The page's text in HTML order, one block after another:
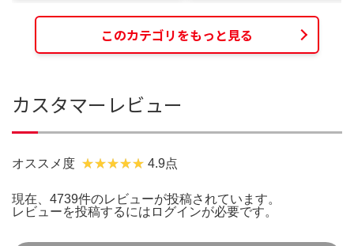
このカテゴリをもっと見る
カスタマーレビュー
オススメ度 4.9点
現在、4739件のレビューが投稿されています。
レビューを投稿するには ログインが必要です。